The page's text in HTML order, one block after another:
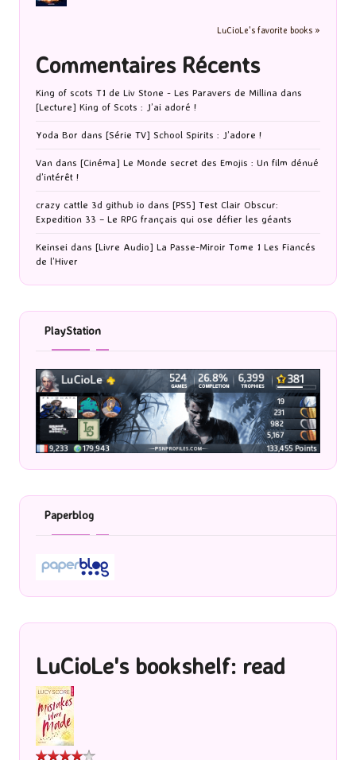
LuCioLe's favorite books »
Commentaires Récents
King of scots T1 de Liv Stone - Les Paravers de Millina dans
[Lecture] King of Scots : J’ai adoré !
Yoda Bor dans [Série TV] School Spirits : J’adore !
Van dans [Cinéma] Le Monde secret des Emojis : Un film dénué
d’intérêt !
crazy cattle 3d github io dans [PS5] Test Clair Obscur:
Expedition 33 – Le RPG français qui ose défier les géants
Keinsei dans [Livre Audio] La Passe-Miroir Tome 1 Les Fiancés
de l’Hiver
PlayStation
Paperblog
LuCioLe's bookshelf: read